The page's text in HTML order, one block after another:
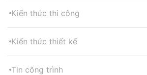
Kiến thức thi công
Kiến thức thiết kế
Tin công trình